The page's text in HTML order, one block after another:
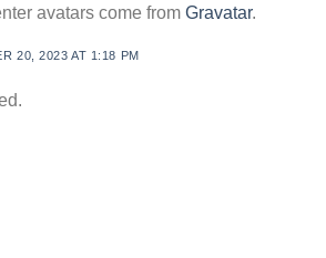
avatars come from Gravatar.
20, 2023 AT 1:18 PM